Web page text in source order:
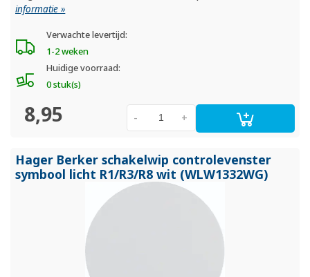
informatie »
Verwachte levertijd:
1-2 weken
Huidige voorraad:
0 stuk(s)
8,95 +
-
Hager Berker schakelwip controlevenster
symbool licht R1/R3/R8 wit (WLW1332WG)